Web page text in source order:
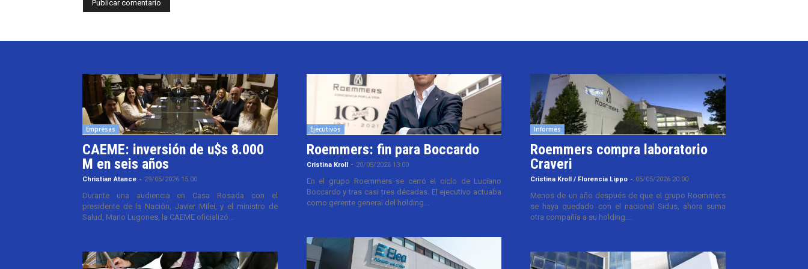
Empresas
CAEME: inversión de u$s 8.000
M en seis años
Christian Atance - 29/05/2026 15:00
Durante una audiencia en Casa Rosada con el
presidente de la Nación, Javier Milei, y el ministro de
Salud, Mario Lugones, la CAEME oficializó...
Ejecutivos
Roemmers: fin para Boccardo
Cristina Kroll - 20/05/2026 13:00
En el grupo Roemmers se cerró el ciclo de Luciano
Boccardo y tras casi tres décadas. El ejecutivo actuaba
como gerente general del holding...
Informes
Roemmers compra laboratorio
Craveri
Cristina Kroll / Florencia Lippo - 05/05/2026 20:00
Menos de un año después de que el grupo Roemmers
se haya quedado con el nacional Sidus, ahora suma
otra compañía a su holding....